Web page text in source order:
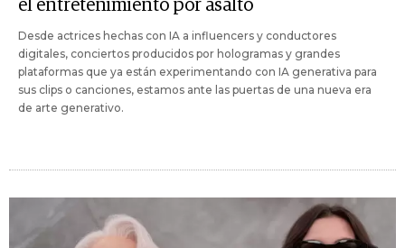
el entretenimiento por asalto
Desde actrices hechas con IA a influencers y conductores
digitales, conciertos producidos por hologramas y grandes
plataformas que ya están experimentando con IA generativa para
sus clips o canciones, estamos ante las puertas de una nueva era
de arte generativo.